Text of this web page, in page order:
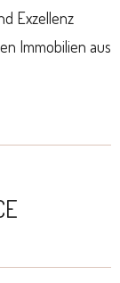
Exzellenz
Immobilien aus